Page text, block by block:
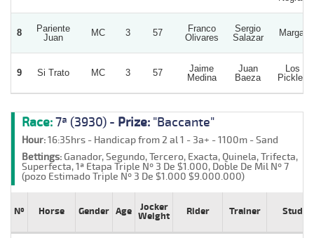
8
Pariente
Juan
MC 3 57
Franco
Olivares
Sergio
Salazar
Margal
9 Si Trato MC 3 57
Jaime
Medina
Juan
Baeza
Los
Pickles
Race:7ª (3930) - Prize: "Baccante"
Hour:16:35hrs - Handicap from 2 al 1 - 3a+ - 1100m - Sand
Bettings:Ganador, Segundo, Tercero, Exacta, Quinela, Trifecta,
Superfecta, 1ª Etapa Triple Nº 3 De $1.000, Doble De Mil Nº 7
(pozo Estimado Triple Nº 3 De $1.000 $9.000.000)
Nº Horse Gender Age
Jocker
Weight
Rider Trainer Stud